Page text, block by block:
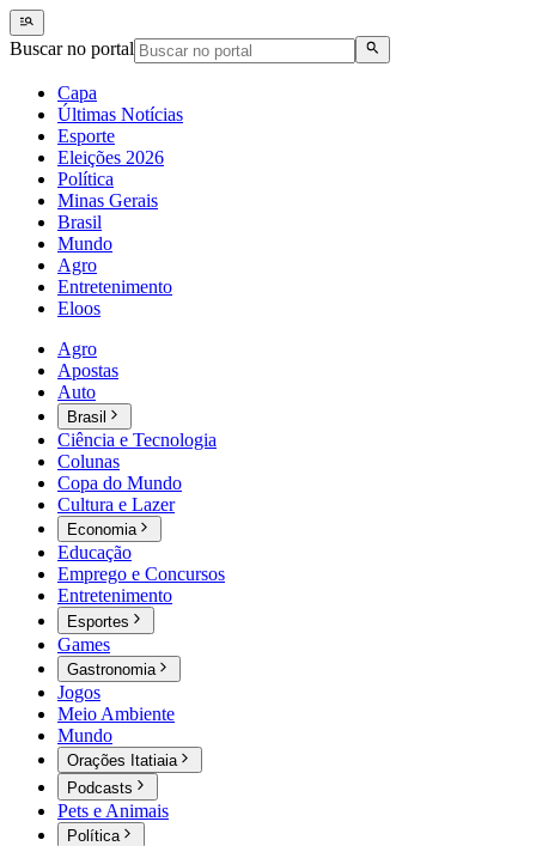
Buscar no portal
Capa
Últimas Notícias
Esporte
Eleições 2026
Política
Minas Gerais
Brasil
Mundo
Agro
Entretenimento
Eloos
Agro
Apostas
Auto
Brasil
Ciência e Tecnologia
Colunas
Copa do Mundo
Cultura e Lazer
Economia
Educação
Emprego e Concursos
Entretenimento
Esportes
Games
Gastronomia
Jogos
Meio Ambiente
Mundo
Orações Itatiaia
Podcasts
Pets e Animais
Política